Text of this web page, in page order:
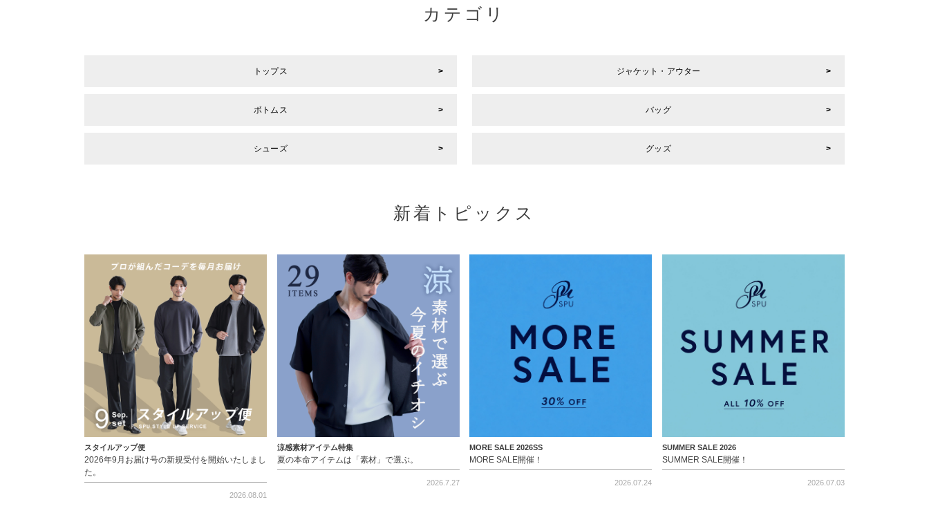
カテゴリ
トップス ジャケット・アウター
ボトムス バッグ
シューズ グッズ
新着トピックス
スタイルアップ便
2026年9月お届け号の新規受付を開始いたしまし
た。
2026.08.01
涼感素材アイテム特集
夏の本命アイテムは「素材」で選ぶ。
2026.7.27
MORE SALE 2026SS
MORE SALE開催！
2026.07.24
SUMMER SALE 2026
SUMMER SALE開催！
2026.07.03